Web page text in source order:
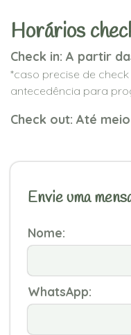
Horários
Check in: A partir
*caso precise de
antecedência para
Check out: Até
Envie uma
Nome:
WhatsApp: